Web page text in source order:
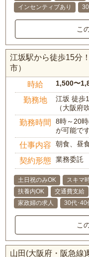
インセンティブあり
こ
江坂駅から徒歩15分
市）
時給 1,500〜
勤務地
江坂 徒歩
（大阪府
勤務時間
8時～20
が可能で
仕事内容 朝食、昼
契約形態 業務委託
土日祝のみOK スキマ
扶養内OK
交通費支給
家政婦の求人
30代･40
こ
山田(大阪府・阪急線